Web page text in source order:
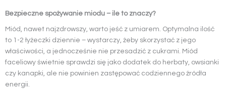
Bezpieczne spożywanie miodu – ile to znaczy?
Miód, nawet najzdrowszy, warto jeść z umiarem. Optymalna ilość
to 1-2 łyżeczki dziennie – wystarczy, żeby skorzystać z jego
właściwości, a jednocześnie nie przesadzić z cukrami. Miód
faceliowy świetnie sprawdzi się jako dodatek do herbaty, owsianki
czy kanapki, ale nie powinien zastępować codziennego źródła
energii.